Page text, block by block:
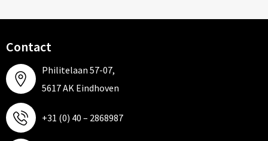
Contact
Philitelaan 57-07,
5617 AK Eindhoven
+31 (0) 40 – 2868987